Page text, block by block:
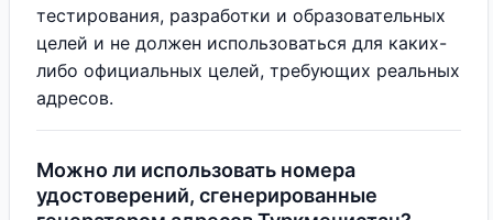
тестирования, разработки и образовательных
целей и не должен использоваться для каких-
либо официальных целей, требующих реальных
адресов.
Можно ли использовать номера
удостоверений, сгенерированные